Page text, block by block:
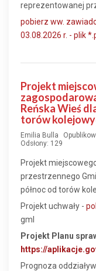
reprezentowanej
pobierz ww.
03.08.2026 r. - plik
Projekt
Reńska Wieś
torów
Emilia Bulla
Odsłony: 129
Projekt
przestrzennego
północ od torów
Projekt uchwały -
gml
Projekt Planu
https://
Prognoza